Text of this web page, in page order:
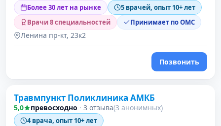
Более 30 лет на рынке
5 врачей, опыт 10+ лет
Врачи 8 специальностей
Принимает по ОМС
Ленина пр-кт, 23к2
Позвонить
Травмпункт Поликлиника АМКБ
5,0 превосходно · 3 отзыва(3 анонимных)
4 врача, опыт 10+ лет